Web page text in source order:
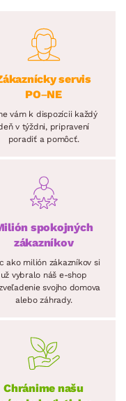
servis
PO–NE
vám k dispozícii každý
v týždni, pripravení
poradiť a pomôcť.
spokojných
zákazníkov
ako milión zákazníkov si
už vybralo náš e-shop
svojho domova
alebo záhrady.
Chránime našu